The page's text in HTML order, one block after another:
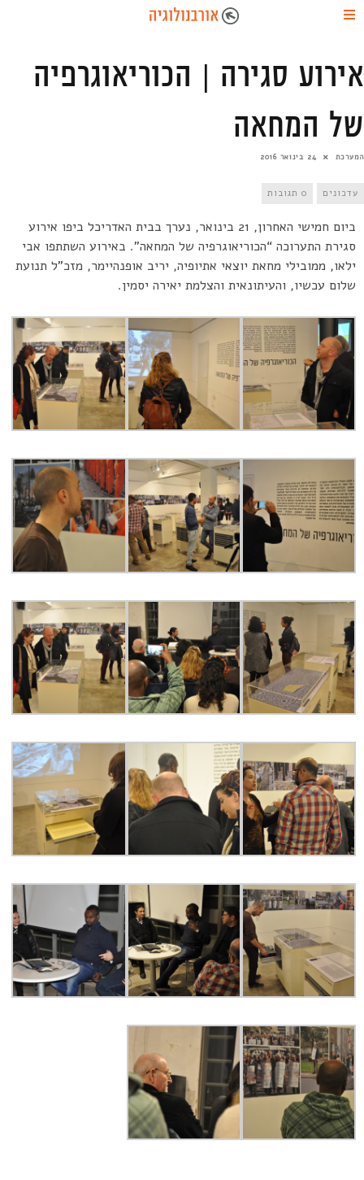
אירוע סגירה | הכוריאוגרפיה
של המחאה
המערכת 24 בינואר 2016
עדכונים 0 תגובות
ביום חמישי האחרון, 21 בינואר, נערך בבית האדריכל ביפו אירוע
סגירת התערוכה “הכוריאוגרפיה של המחאה”. באירוע השתתפו אבי
ילאו, ממובילי מחאת יוצאי אתיופיה, יריב אופנהיימר, מזכ”ל תנועת
שלום עכשיו, והעיתונאית והצלמת יאירה יסמין.